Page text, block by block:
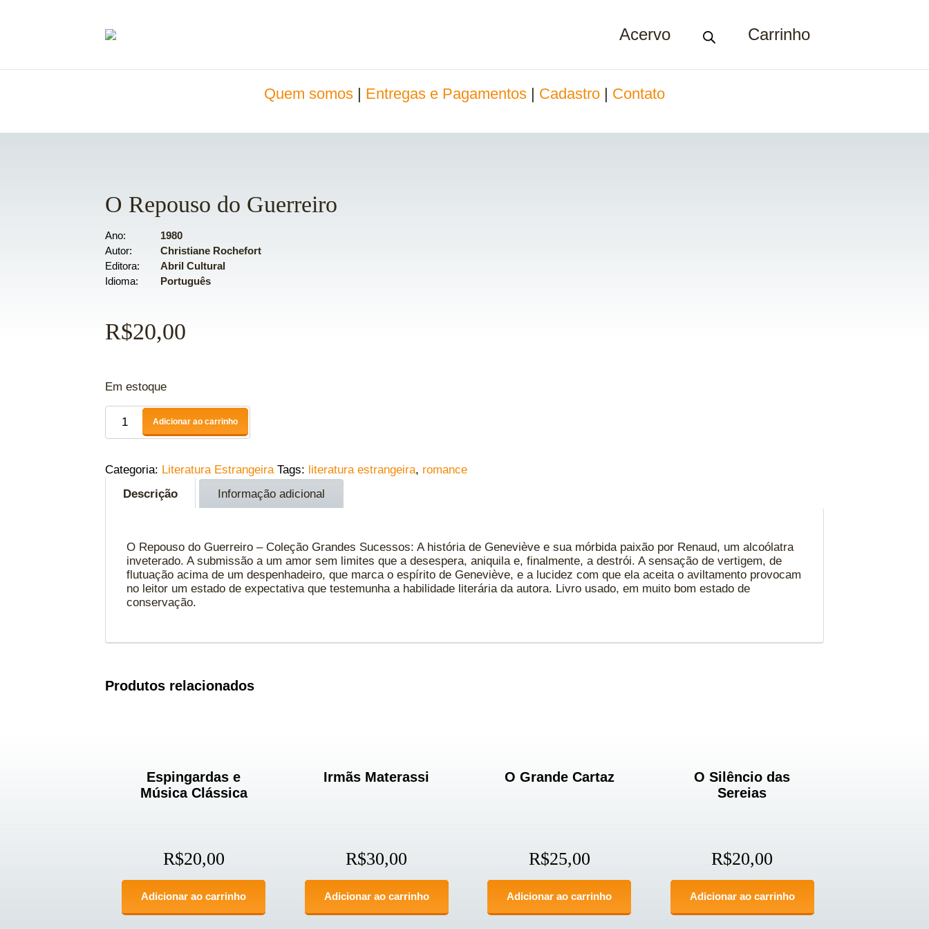
Acervo Carrinho
Quem somos Entregas e Pagamentos Cadastro Contato
O Repouso do Guerreiro
Ano
1980
Autor
Christiane Rochefort
Editora
Abril Cultural
Idioma
Português
R$20,00
Em estoque
Adicionar ao carrinho
Categoria: Literatura Estrangeira Tags: literatura estrangeira, romance
Descrição
Informação adicional
O Repouso do Guerreiro – Coleção Grandes Sucessos: A história de Geneviève e sua mórbida paixão por Renaud, um alcoólatra
inveterado. A submissão a um amor sem limites que a desespera, aniquila e, finalmente, a destrói. A sensação de vertigem, de
flutuação acima de um despenhadeiro, que marca o espírito de Geneviève, e a lucidez com que ela aceita o aviltamento provocam
no leitor um estado de expectativa que testemunha a habilidade literária da autora. Livro usado, em muito bom estado de
conservação.
Produtos relacionados
Espingardas e
Música Clássica
R$20,00
Adicionar ao carrinho
Irmãs Materassi
R$30,00
Adicionar ao carrinho
O Grande Cartaz
R$25,00
Adicionar ao carrinho
O Silêncio das
Sereias
R$20,00
Adicionar ao carrinho